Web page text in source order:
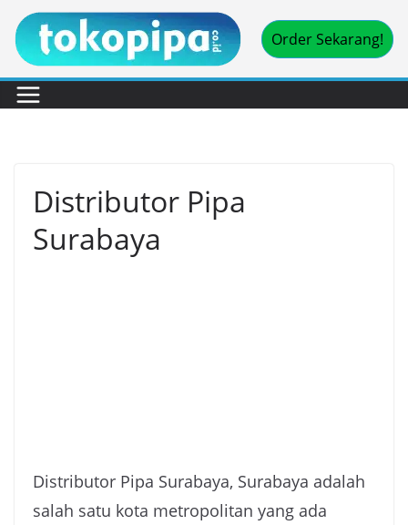
Skip
content
Order Sekarang!
Distributor Pipa
Surabaya
Distributor Pipa Surabaya, Surabaya adalah
salah satu kota metropolitan yang ada